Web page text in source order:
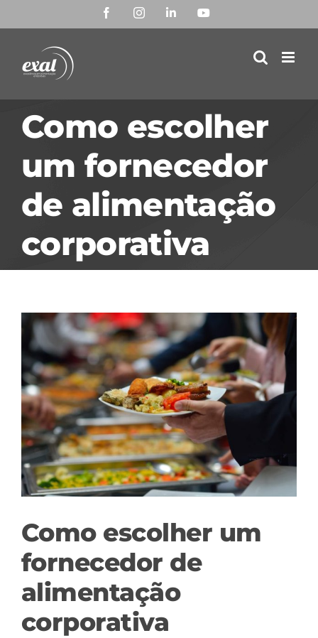
para
conteúdo
FacebookInstagramLinkedIn
Como escolher
um fornecedor
de alimentação
corporativa
View
Larger
Image
Como escolher um
fornecedor de
alimentação
corporativa